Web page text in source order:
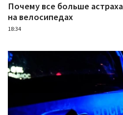
Почему все больше
на велосипедах
18:34